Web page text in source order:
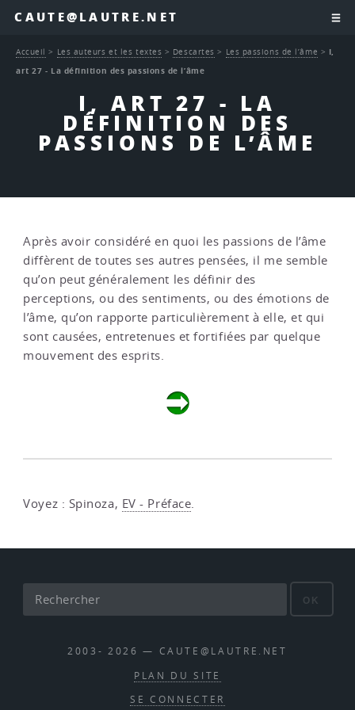
CAUTE@LAUTRE.NET
I, ART 27 - LA
DÉFINITION DES
PASSIONS DE L’ÂME
Accueil > Les auteurs et les textes > Descartes > Les passions de l’âme > I,
art 27 - La définition des passions de l’âme
Après avoir considéré en quoi les passions de l’âme
diffèrent de toutes ses autres pensées, il me semble
qu’on peut généralement les définir des
perceptions, ou des sentiments, ou des émotions de
l’âme, qu’on rapporte particulièrement à elle, et qui
sont causées, entretenues et fortifiées par quelque
mouvement des esprits.
Voyez : Spinoza, EV - Préface.
OK
2003- 2026 — CAUTE@LAUTRE.NET
PLAN DU SITE
SE CONNECTER